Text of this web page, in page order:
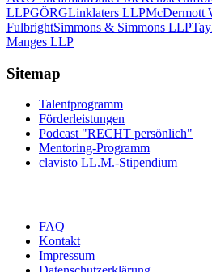
LLPGÖRGLinklaters LLPMcDermott
FulbrightSimmons & Simmons LLP
Manges LLP
Sitemap
Talentprogramm
Förderleistungen
Podcast "RECHT persönlich"
Mentoring-Programm
clavisto LL.M.-Stipendium
FAQ
Kontakt
Impressum